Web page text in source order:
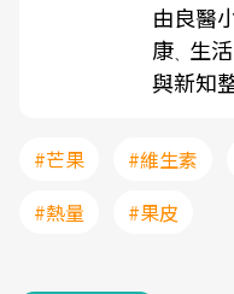
由良醫
康、 生
與新知
#芒果 #維生素
#熱量
#果皮